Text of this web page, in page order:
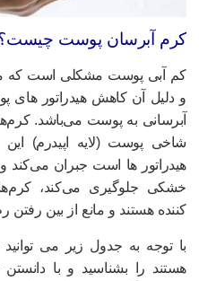
آبرسان پوست چیست؟
آبی پوست مشکلی است که
دلیل آن کاهش هیدراتور های
به پوست می‌باشد. کرم‌های
پوست (لایه اپیدرم)
ها است جبران می‌کند و
جلوگیری می‌کند،
هستند و مانع از بین رفتن
توجه به جدول زیر می توانید
را بشناسید و با